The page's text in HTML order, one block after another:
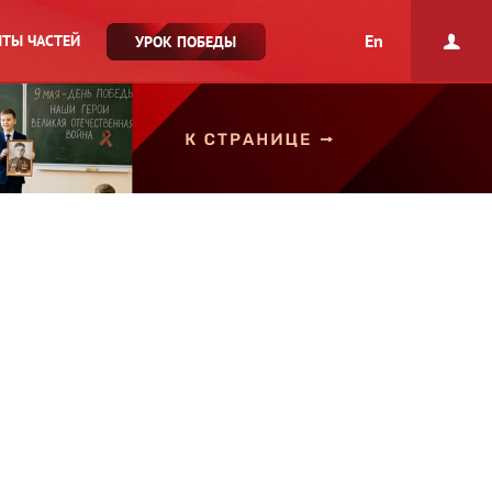
ЧАСТЕЙ УРОК ПОБЕДЫ En